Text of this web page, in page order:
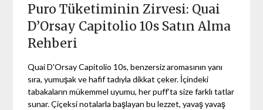
Puro Tüketiminin Zirvesi: Quai
D’Orsay Capitolio 10s Satın Alma
Rehberi
Quai D'Orsay Capitolio 10s, benzersiz aromasının yanı
sıra, yumuşak ve hafif tadıyla dikkat çeker. İçindeki
tabakaların mükemmel uyumu, her puff’ta size farklı tatlar
sunar. Çiçeksi notalarla başlayan bu lezzet, yavaş yavaş